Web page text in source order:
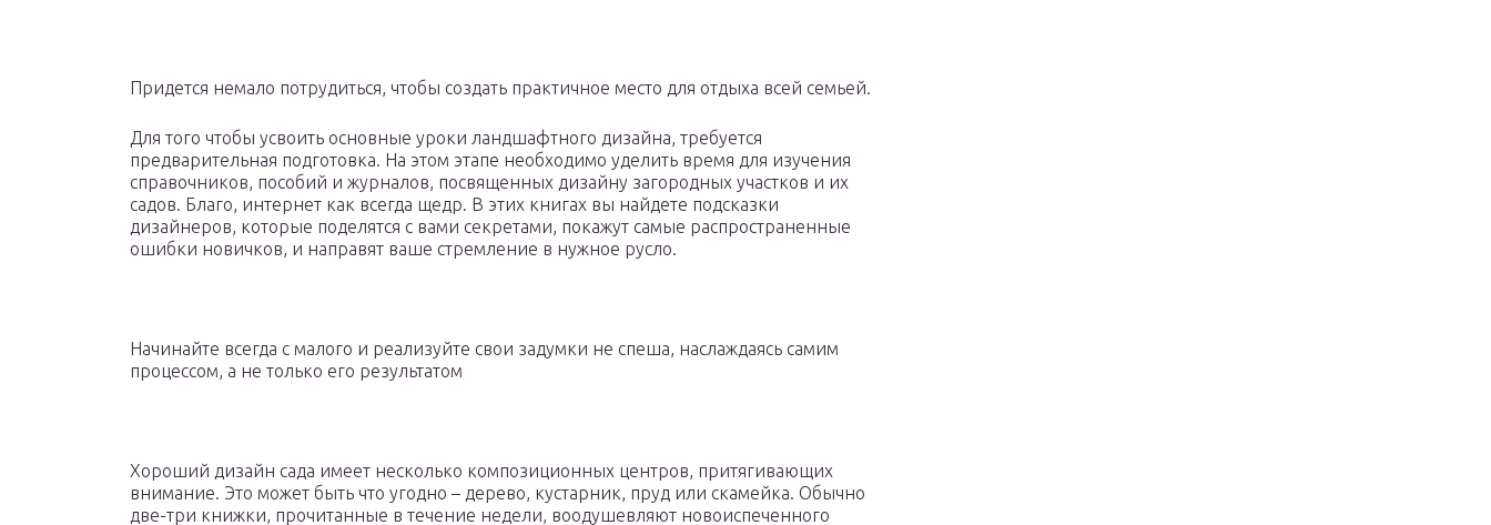
Придется немало потрудиться, чтобы создать практичное место для отдыха всей семьей.
Для того чтобы усвоить основные уроки ландшафтного дизайна, требуется
предварительная подготовка. На этом этапе необходимо уделить время для изучения
справочников, пособий и журналов, посвященных дизайну загородных участков и их
садов. Благо, интернет как всегда щедр. В этих книгах вы найдете подсказки
дизайнеров, которые поделятся с вами секретами, покажут самые распространенные
ошибки новичков, и направят ваше стремление в нужное русло.
Начинайте всегда с малого и реализуйте свои задумки не спеша, наслаждаясь самим
процессом, а не только его результатом
Хороший дизайн сада имеет несколько композиционных центров, притягивающих
внимание. Это может быть что угодно – дерево, кустарник, пруд или скамейка. Обычно
две-три книжки, прочитанные в течение недели, воодушевляют новоиспеченного